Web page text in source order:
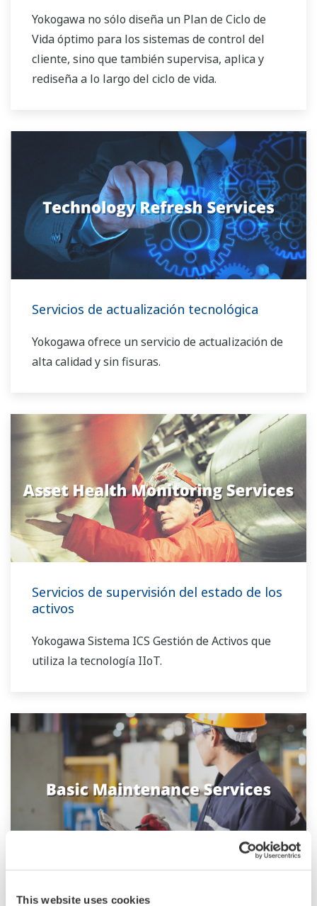
This website uses cookies
Yokogawa no sólo diseña un Plan de Ciclo de
Vida óptimo para los sistemas de control del
cliente, sino que también supervisa, aplica y
rediseña a lo largo del ciclo de vida.
Servicios de actualización tecnológica
Yokogawa ofrece un servicio de actualización de
alta calidad y sin fisuras.
Servicios de supervisión del estado de los
activos
Yokogawa Sistema ICS Gestión de Activos que
utiliza la tecnología IIoT.
Servicios Básicos de Mantenimiento